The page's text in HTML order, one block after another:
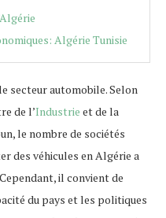
Algérie Tunisie
secteur automobile. Selon
de l’Industrie et de la
le nombre de sociétés
des véhicules en Algérie a
il convient de
du pays et les politiques